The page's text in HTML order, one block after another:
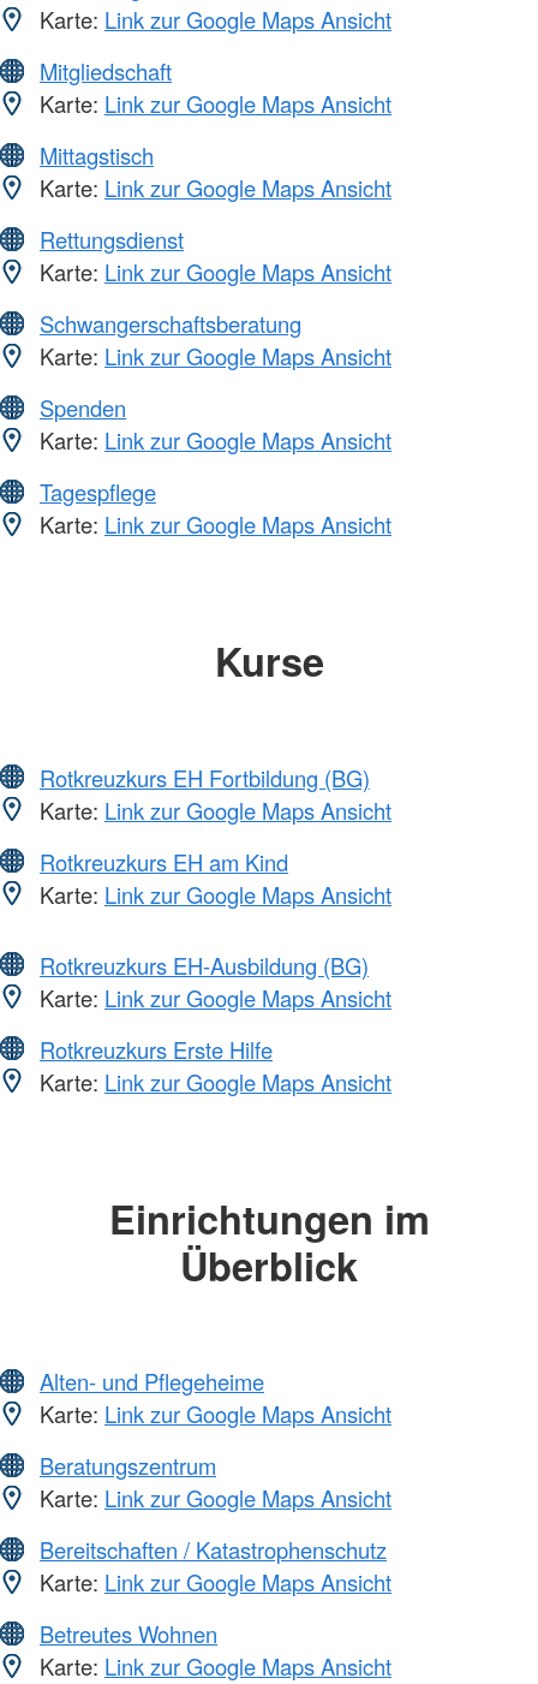
Karte: Link zur Google Maps Ansicht
Mitgliedschaft
Karte: Link zur Google Maps Ansicht
Mittagstisch
Karte: Link zur Google Maps Ansicht
Rettungsdienst
Karte: Link zur Google Maps Ansicht
Schwangerschaftsberatung
Karte: Link zur Google Maps Ansicht
Spenden
Karte: Link zur Google Maps Ansicht
Tagespflege
Karte: Link zur Google Maps Ansicht
Kurse
Rotkreuzkurs EH Fortbildung (BG)
Karte: Link zur Google Maps Ansicht
Rotkreuzkurs EH am Kind
Karte: Link zur Google Maps Ansicht
Rotkreuzkurs EH-Ausbildung (BG)
Karte: Link zur Google Maps Ansicht
Rotkreuzkurs Erste Hilfe
Karte: Link zur Google Maps Ansicht
Einrichtungen im
Überblick
Alten- und Pflegeheime
Karte: Link zur Google Maps Ansicht
Beratungszentrum
Karte: Link zur Google Maps Ansicht
Bereitschaften / Katastrophenschutz
Karte: Link zur Google Maps Ansicht
Betreutes Wohnen
Karte: Link zur Google Maps Ansicht